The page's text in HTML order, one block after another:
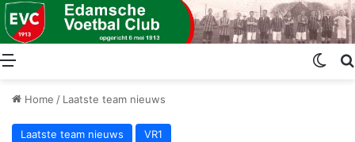
Menu
Home / Laatste team nieuws
Laatste team nieuws VR1